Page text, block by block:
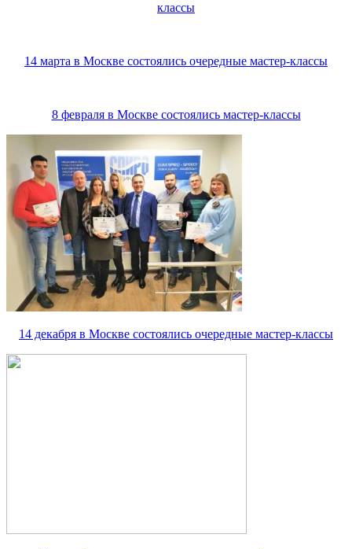
классы
14 марта в Москве состоялись очередные мастер-классы
8 февраля в Москве состоялись мастер-классы
14 декабря в Москве состоялись очередные мастер-классы